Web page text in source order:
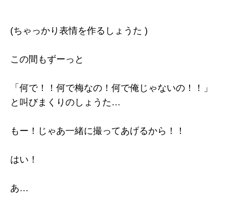
(ちゃっかり表情を作るしょうた )
この間もずーっと
「何で！！何で梅なの！何で俺じゃないの！！」
と叫びまくりのしょうた…
もー！じゃあ一緒に撮ってあげるから！！
はい！
あ…